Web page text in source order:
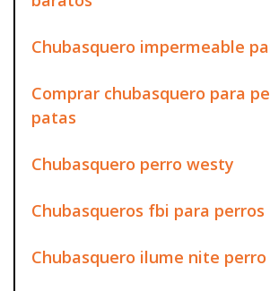
Chubasquero impermeable
Comprar chubasquero para
patas
Chubasquero perro westy
Chubasqueros fbi para perros
Chubasquero ilume nite perro